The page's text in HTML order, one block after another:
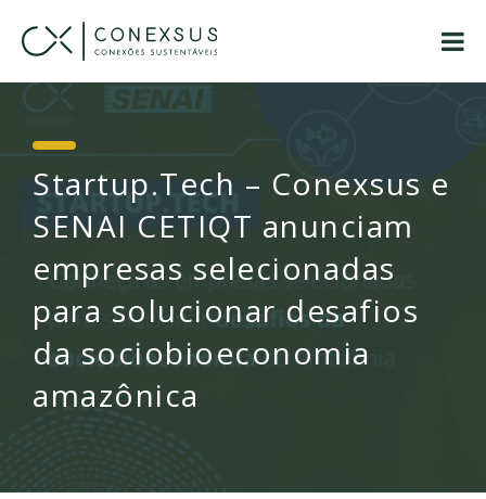
Startup.Tech – Conexsus e
SENAI CETIQT anunciam
empresas selecionadas
para solucionar desafios
da sociobioeconomia
amazônica